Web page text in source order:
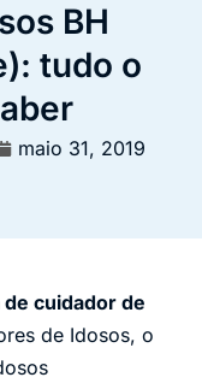
BH
tudo o
maio 31, 2019
de cuidador de
de Idosos, o